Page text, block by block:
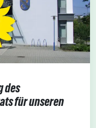
des
für unseren